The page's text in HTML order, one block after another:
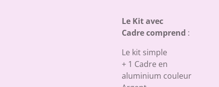
Le Kit avec
Cadre comprend :
Le kit simple
+ 1 Cadre en
aluminium couleur